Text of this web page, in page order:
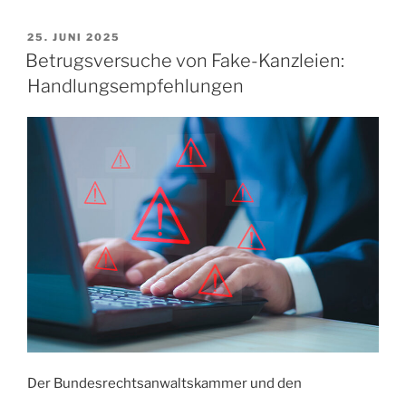
25. JUNI 2025
Betrugsversuche von Fake-Kanzleien:
Handlungsempfehlungen
Der Bundesrechtsanwaltskammer und den